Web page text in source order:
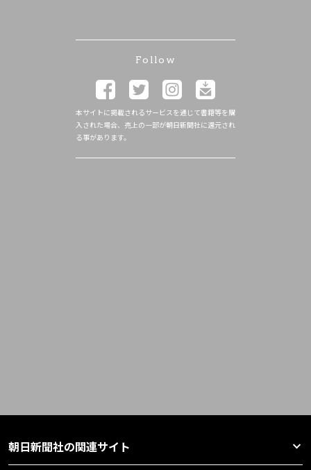
Follow
本サイトに掲載されるサービスを通じて書籍等を購
入された場合、売上の一部が朝日新聞社に還元され
る事があります。
朝日新聞社の関連サイト